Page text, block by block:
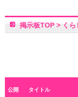
掲示板TOP > くら
公開 タイトル